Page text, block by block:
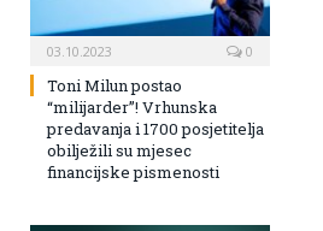
03.10.2023 0
Toni Milun postao
“milijarder”! Vrhunska
predavanja i 1700 posjetitelja
obilježili su mjesec
financijske pismenosti